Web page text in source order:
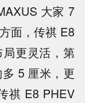
大家 7
面，传祺 E8
更灵活，第
5 厘米，更
祺 E8 PHEV